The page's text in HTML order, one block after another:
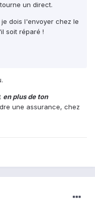
un direct.
dois l'envoyer chez le
soit réparé !
en plus de ton
une assurance, chez